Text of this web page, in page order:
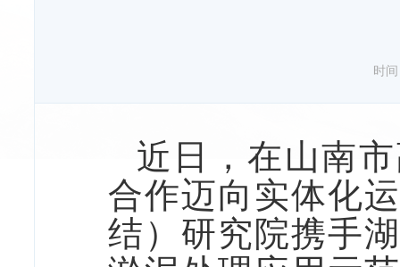
时间
近日，在山南市
合作迈向实体化
结）研究院携手